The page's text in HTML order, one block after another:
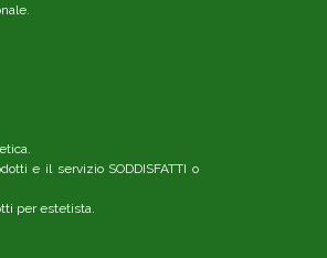
e il servizio SODDISFATTI o
per estetista.